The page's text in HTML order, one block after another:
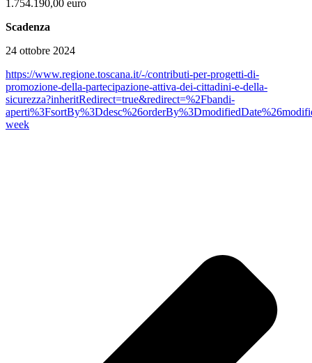
1.754.190,00 euro
Scadenza
24 ottobre 2024
https://www.regione.toscana.it/-/contributi-per-progetti-di-
promozione-della-partecipazione-attiva-dei-cittadini-e-della-
sicurezza?inheritRedirect=true&redirect=%2Fbandi-
week